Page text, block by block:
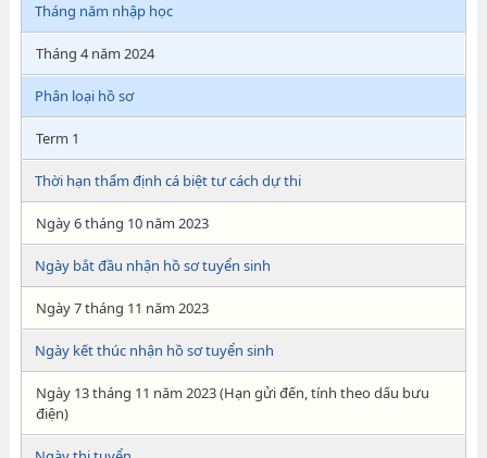
Tháng năm nhập học
Tháng 4 năm 2024
Phân loại hồ sơ
Term 1
Thời hạn thẩm định cá biệt tư cách dự thi
Ngày 6 tháng 10 năm 2023
Ngày bắt đầu nhận hồ sơ tuyển sinh
Ngày 7 tháng 11 năm 2023
Ngày kết thúc nhận hồ sơ tuyển sinh
Ngày 13 tháng 11 năm 2023 (Hạn gửi đến, tính theo dấu bưu
điện)